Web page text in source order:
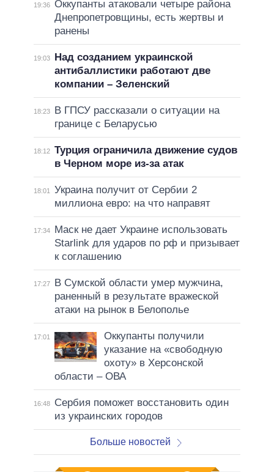
19:36 Оккупанты атаковали четыре района
Днепропетровщины, есть жертвы и
ранены
19:03
Над созданием украинской
антибаллистики работают две
компании – Зеленский
18:23
В ГПСУ рассказали о ситуации на
границе с Беларусью
18:12 Турция ограничила движение судов
в Черном море из-за атак
18:01
Украина получит от Сербии 2
миллиона евро: на что направят
17:34
Маск не дает Украине использовать
Starlink для ударов по рф и призывает
к соглашению
17:27
В Сумской области умер мужчина,
раненный в результате вражеской
атаки на рынок в Белополье
17:01
Оккупанты получили
указание на «свободную
охоту» в Херсонской
области – ОВА
16:48
Сербия поможет восстановить один
из украинских городов
Больше новостей